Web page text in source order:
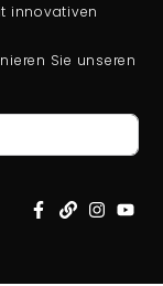
innovativen
Sie unseren